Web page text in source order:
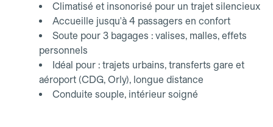
Climatisé et insonorisé pour un trajet silencieux
Accueille jusqu'à 4 passagers en confort
Soute pour 3 bagages : valises, malles, effets
personnels
Idéal pour : trajets urbains, transferts gare et
aéroport (CDG, Orly), longue distance
Conduite souple, intérieur soigné